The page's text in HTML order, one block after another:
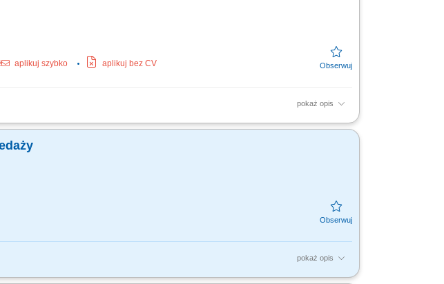
aplikuj szybko aplikuj bez CV
pokaż opis
ASO; Merytoryczna pomoc dla stacji ASO w zakresie gwarancji, części oraz
pokaż opis
wielkopolskie, łódzkie, lubuskie, zachodniopomorskie.​ Budowanie strategii